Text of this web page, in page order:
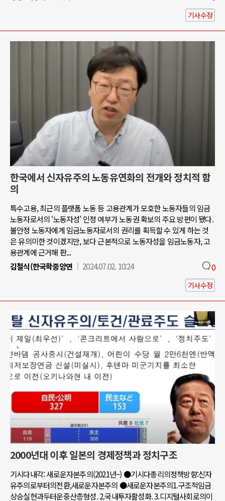
기사수정
한국에서 신자유주의 노동유연화의 전개와 정치적 함
의
특수고용, 최근의 플랫폼 노동 등 고용관계가 모호한 노동자들의 임금
노동자로서의 ‘노동자성’ 인정 여부가 노동권 확보의 주요 방편이 됐다.
불안정 노동자에게 임금노동자로서의 권리를 획득할 수 있게 하는 것
은 유의미한 것이겠지만, 보다 근본적으로 노동자성을 임금노동자, 고
용관계에 근거해 판...
김철식(한국학중앙연
2024.07.02. 10:24 0
기사수정
2000년대 이후 일본의 경제정책과 정치구조
기시다내각: 새로운자본주의(2021년~) ●기시다총리의정책방향:신자
유주의로부터의전환,새로운자본주의 ●새로운자본주의1.구조적임금
상승실현과두터운중산층형성. 2.국내투자활성화. 3.디지털사회로의이